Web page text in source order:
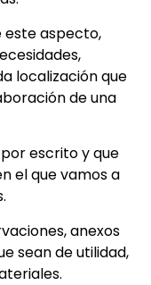
este aspecto,
localización que
de una
escrito y que
el que vamos a
anexos
sean de utilidad,